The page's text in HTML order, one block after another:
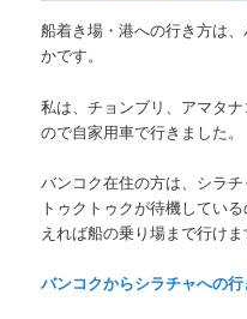
船着き場・港への行き方は
かです。
私は、チョンブリ、アマタ
ので自家用車で行きました。
バンコク在住の方は、シラ
トゥクトゥクが待機してい
えれば船の乗り場まで行けま
バンコクからシラチャへの